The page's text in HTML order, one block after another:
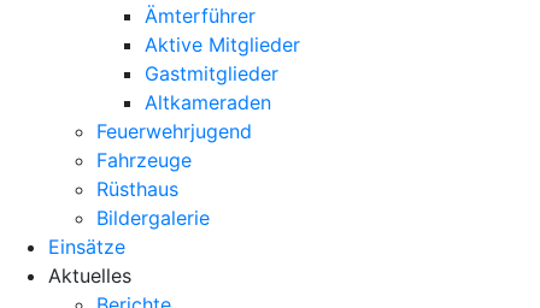
Ämterführer
Aktive Mitglieder
Gastmitglieder
Altkameraden
Feuerwehrjugend
Fahrzeuge
Rüsthaus
Bildergalerie
Einsätze
Aktuelles